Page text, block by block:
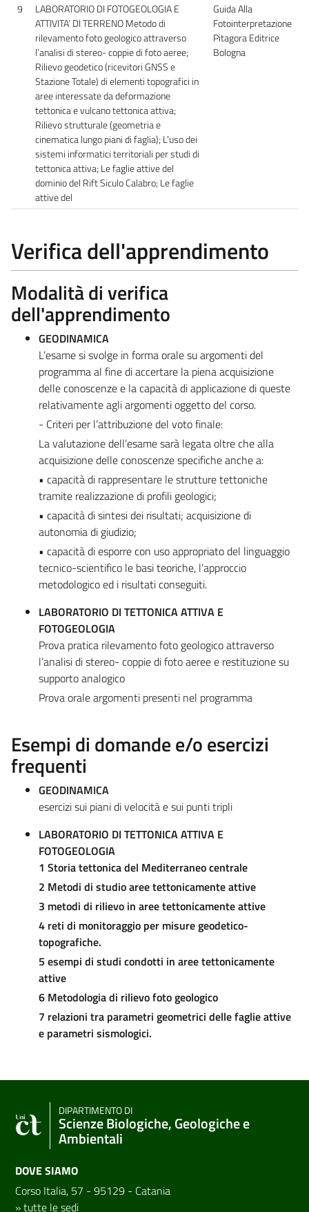
9
LABORATORIO DI FOTOGEOLOGIA E
ATTIVITA’ DI TERRENO Metodo di
rilevamento foto geologico attraverso
l’analisi di stereo- coppie di foto aeree;
Rilievo geodetico (ricevitori GNSS e
Stazione Totale) di elementi topografici in
aree interessate da deformazione
tettonica e vulcano tettonica attiva;
Rilievo strutturale (geometria e
cinematica lungo piani di faglia); L’uso dei
sistemi informatici territoriali per studi di
tettonica attiva; Le faglie attive del
dominio del Rift Siculo Calabro; Le faglie
attive del
Guida Alla
Fotointerpretazione
Pitagora Editrice
Bologna
Verifica dell'apprendimento
Modalità di verifica
dell'apprendimento
GEODINAMICA
L’esame si svolge in forma orale su argomenti del
programma al fine di accertare la piena acquisizione
delle conoscenze e la capacità di applicazione di queste
relativamente agli argomenti oggetto del corso.
- Criteri per l’attribuzione del voto finale:
La valutazione dell’esame sarà legata oltre che alla
acquisizione delle conoscenze specifiche anche a:
• capacità di rappresentare le strutture tettoniche
tramite realizzazione di profili geologici;
• capacità di sintesi dei risultati; acquisizione di
autonomia di giudizio;
• capacità di esporre con uso appropriato del linguaggio
tecnico-scientifico le basi teoriche, l’approccio
metodologico ed i risultati conseguiti.
LABORATORIO DI TETTONICA ATTIVA E
FOTOGEOLOGIA
Prova pratica rilevamento foto geologico attraverso
l’analisi di stereo- coppie di foto aeree e restituzione su
supporto analogico
Prova orale argomenti presenti nel programma
Esempi di domande e/o esercizi
frequenti
GEODINAMICA
esercizi sui piani di velocità e sui punti tripli
LABORATORIO DI TETTONICA ATTIVA E
FOTOGEOLOGIA
1 Storia tettonica del Mediterraneo centrale
2 Metodi di studio aree tettonicamente attive
3 metodi di rilievo in aree tettonicamente attive
4 reti di monitoraggio per misure geodetico-
topografiche.
5 esempi di studi condotti in aree tettonicamente
attive
6 Metodologia di rilievo foto geologico
7 relazioni tra parametri geometrici delle faglie attive
e parametri sismologici.
DIPARTIMENTO DI
Scienze Biologiche, Geologiche e
Ambientali
DOVE SIAMO
Corso Italia, 57 - 95129 - Catania
»tutte le sedi